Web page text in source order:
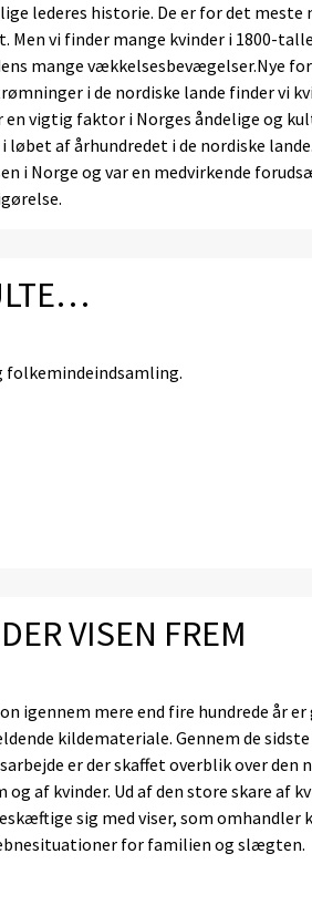
lederes historie. De er for det meste
vi finder mange kvinder i 1800-
mange vækkelsesbevægelser.Nye
i de nordiske lande finder vi
vigtig faktor i Norges åndelige og
af århundredet i de nordiske
i Norge og var en medvirkende
folkemindeindsamling.
VISEN FREM
igennem mere end fire hundrede år
kildemateriale. Gennem de
er der skaffet overblik over den
af kvinder. Ud af den store skare af
sig med viser, som omhandler
for familien og slægten.